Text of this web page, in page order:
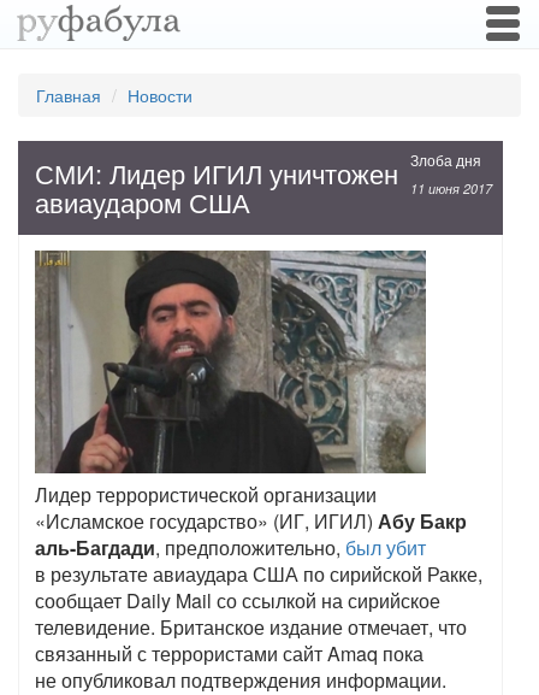
Главная Новости
Злоба дня
11 июня 2017
СМИ: Лидер ИГИЛ уничтожен
авиаударом США
Лидер террористической организации
«Исламское государство» (ИГ, ИГИЛ) Абу Бакр
аль-Багдади, предположительно, был убит
в результате авиаудара США по сирийской Ракке,
сообщает Daily Mail со ссылкой на сирийское
телевидение. Британское издание отмечает, что
связанный с террористами сайт Amaq пока
не опубликовал подтверждения информации.